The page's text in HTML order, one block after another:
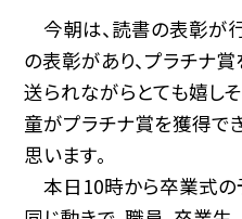
今朝は、読書の表彰が
の表彰があり、プラチナ
送られながらとても嬉し
童がプラチナ賞を獲得で
思います。
本日10時から卒業式の